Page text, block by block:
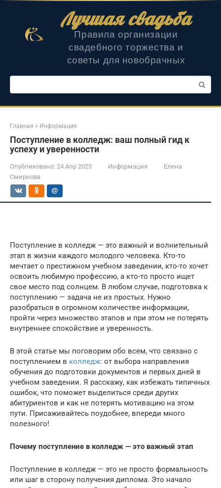
Лучшая свадьба
Правила организации
свадебного торжества и
советы для новобрачных
Поиск:
Главная » Информация
Поступление в колледж: ваш полный гид к
успеху и уверенности
Опубликовано: 24 Апр 2025 Информация
Елена
Смирнова
Поступление в колледж — это важный и волнительный
этап в жизни каждого молодого человека. Кто-то
мечтает о престижном учебном заведении, кто-то хочет
освоить любимую профессию, а кто-то просто ищет
свое место под солнцем. В любом случае, подготовка к
поступлению — задача не из простых. Нужно
разобраться в огромном количестве информации,
пройти через множество этапов и при этом не потерять
внутреннее спокойствие и уверенность.
В этой статье мы поговорим обо всем, что связано с
поступлением в колледж: от выбора направления
обучения до подготовки документов и первых дней в
учебном заведении. Я расскажу, как избежать типичных
ошибок, что поможет выделиться среди других
абитуриентов и как не потерять мотивацию на этом
пути. Присаживайтесь поудобнее, впереди много
полезного!
Почему поступление в колледж — это важный этап
Поступление в колледж — это не просто формальность
или шаг в сторону получения диплома. Это начало